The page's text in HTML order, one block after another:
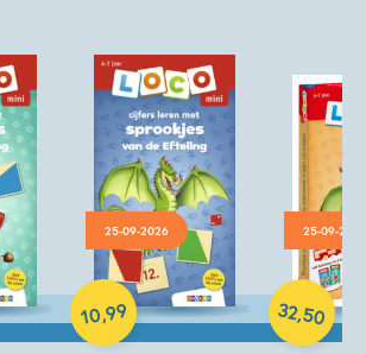
Prentenboeken
Spelen & leren
25-09-2026
10,99
Paperback
25-09-2026
32,50
Paperback